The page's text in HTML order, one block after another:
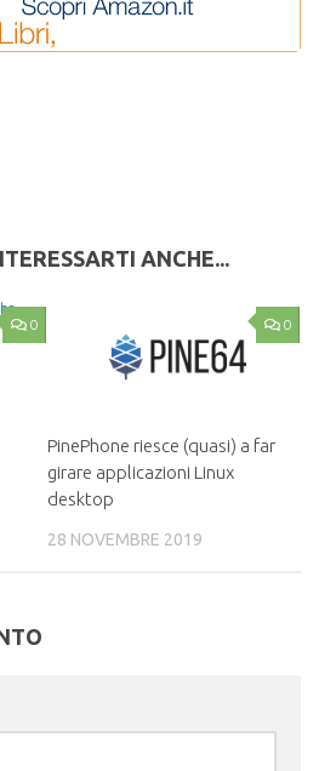
ANCHE...
0 0
PinePhone riesce (quasi) a far
girare applicazioni Linux
desktop
28 NOVEMBRE 2019